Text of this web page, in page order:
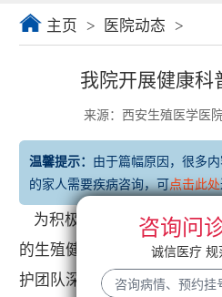
主页 > 医院动态 >
我院开展健康科
来源：西安生殖医学医
温馨提示： 由于篇幅原因，很多
的家人需要疾病咨询，可点击此处
为积极响应国家健康中国
的生殖健康意识，西安生殖
护团队深入社区，开展了一
咨询问
诚信医疗 规